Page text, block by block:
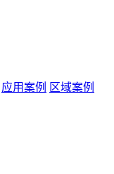
应用案例 区域案例